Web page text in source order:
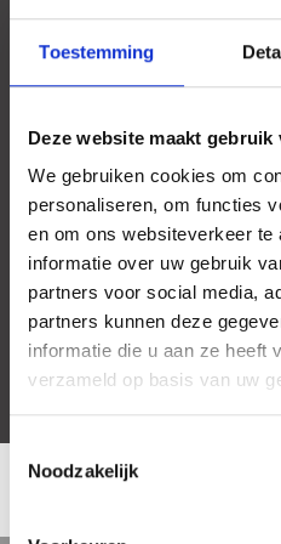
Toestemming
Deze website maakt gebruik
We gebruiken cookies om
personaliseren, om functies
en om ons websiteverkeer
informatie over uw gebruik
partners voor social media,
partners kunnen deze
informatie die u aan ze heeft
verzameld op basis van uw
Toestemmingsselectie
Noodzakelijk